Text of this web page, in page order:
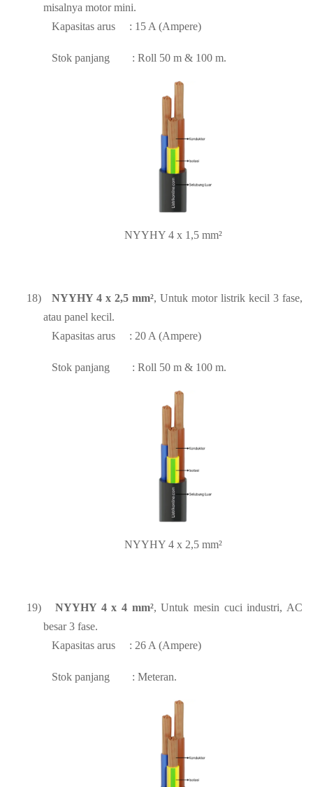
misalnya motor mini.
Kapasitas arus
: 15 A (Ampere)
Stok panjang : Roll 50 m & 100 m.
NYYHY 4 x 1,5 mm²
18) NYYHY 4 x 2,5 mm², Untuk motor listrik kecil 3 fase,
atau panel kecil.
Kapasitas arus
: 20 A (Ampere)
Stok panjang : Roll 50 m & 100 m.
NYYHY 4 x 2,5 mm²
19) NYYHY 4 x 4 mm², Untuk mesin cuci industri, AC
besar 3 fase.
Kapasitas arus
: 26 A (Ampere)
Stok panjang : Meteran.